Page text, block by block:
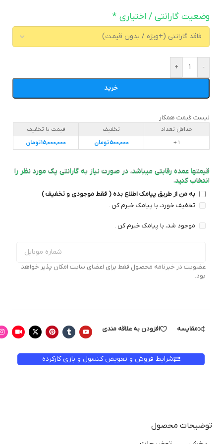
وضعیت گارانتی / اختیاری *
-
+
خرید
لیست قیمت همکار
حداقل تعداد تخفیف
قیمت با تخفیف
1 +
500,000تومان 15,000,000تومان
قیمتها عمده رقابتی میباشد، در صورت نیاز به گارانتی پک مورد نظر را
انتخاب کنید.
به من از طریق پیامک اطلاع بده ( فقط موجودی و تخفیف )
تخفیف خورد، با پیامک خبرم کن .
موجود شد، با پیامک خبرم کن .
عضویت در خبرنامه محصول فقط برای اعضای سایت امکان پذیر خواهد
بود.
مقایسه افزودن به علاقه مندی
شرایط فروش و تعویض کنسول و بازی کارکرده
توضیحات محصول